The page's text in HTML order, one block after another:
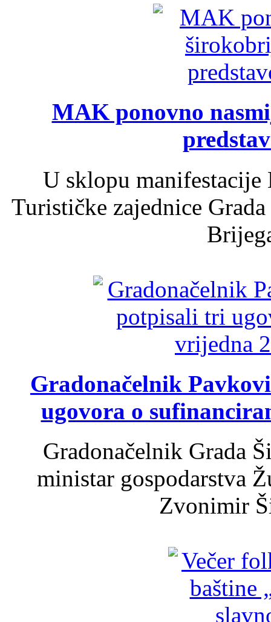
MAK ponovno
U sklopu
Turističke zajednice
Gradonačelnik
ugovora o
Gradonačelnik Grada
ministar gospodarstva
Zvonimir